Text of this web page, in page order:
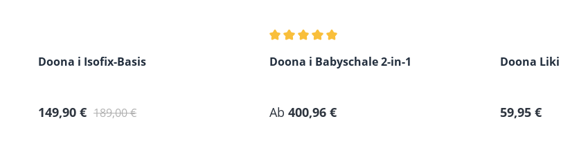
Doona i Isofix-Basis
Verkaufspreis:
149,90 € Regulärer Preis:
189,00 €
Doona i Babyschale 2-in-1
Ab 400,96 €
Doona Liki
Regulärer
59,95 €